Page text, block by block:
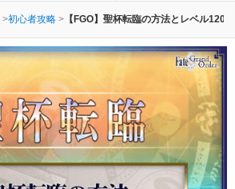
初心者攻略 【FGO】聖杯転臨の方法とレベル120